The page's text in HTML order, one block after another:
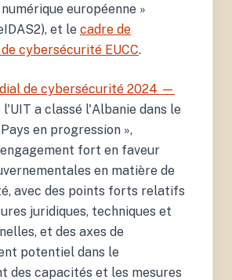
européenne »
et le cadre de
cybersécurité EUCC.
de cybersécurité 2024 —
l'UIT a classé l'Albanie dans le
en progression »,
fort en faveur
en matière de
avec des points forts relatifs
juridiques, techniques et
et des axes de
potentiel dans le
des capacités et les mesures